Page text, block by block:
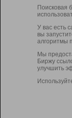
Поисковая
У вас есть
вы
алгоритмы
Мы
Биржу
улучшить